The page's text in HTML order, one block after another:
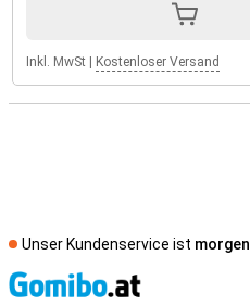
Inkl. MwSt Kostenloser Versand
Unser Kundenservice ist morgen